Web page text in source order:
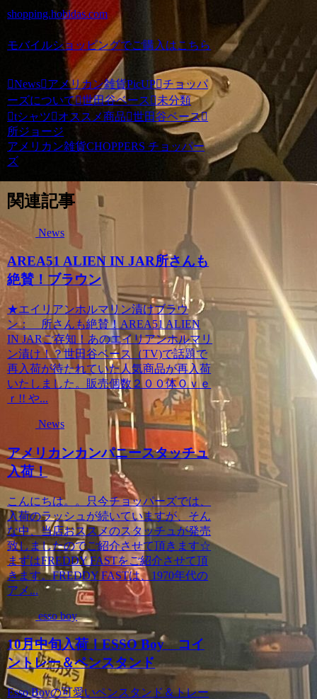
shopping.hobidas.com
モバイルショッピングでご購入はこちら
News アメリカン雑貨PicUP チョッパ
ーズについて 世田谷ベース
未分類
tシャツ
オススメ商品
世田谷ベース
所ジョージ
アメリカン雑貨CHOPPERS チョッパー
ズ
関連記事
News
AREA51 ALIEN IN JAR所さんも
絶賛！ブラウン
★エイリアンホルマリン漬けブラウ
ン： 所さんも絶賛！AREA51 ALIEN
IN JARご存知！あのエイリアンホルマリ
ン漬け！？世田谷ベース（TV)で話題で
再入荷が待たれていた人気商品が再入荷
いたしました。販売個数２００体Ｏｖｅ
ｒ!! や...
News
アメリカンカンパニースタッチュ
入荷！
こんにちは。。只今チョッパーズでは、
入荷のラッシュが続いていますが、そん
な中、当店おススメのスタッチュが発売
致しましたのでご紹介させて頂きます☆
まずはFREDDY FASTをご紹介させて頂
きます。FREDDY FASTは、1970年代の
アメ...
esso boy
10月中旬入荷！ESSO Boy コイ
ントレー＆ペンスタンド
Esso Boyの可愛いペンスタンド＆トレー